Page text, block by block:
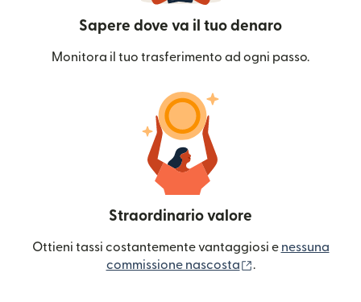
Sapere dove va il tuo denaro
Monitora il tuo trasferimento ad ogni passo.
Straordinario valore
Ottieni tassi costantemente vantaggiosi e nessuna
commissione nascosta
.